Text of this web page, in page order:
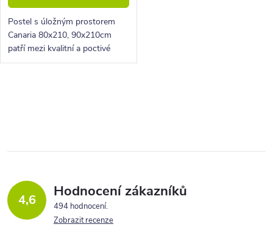
Postel s úložným prostorem
Canaria 80x210, 90x210cm
patří mezi kvalitní a poctivé
české výrobky. Vyznačuje se
á
a
c 4,6 Hodnocení zákazníků
494 hodnocení
Zobrazit recenze